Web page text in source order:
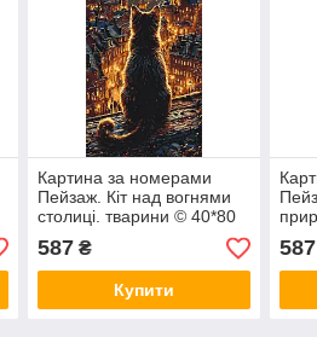
Картина за номерами
Пейзаж. Кіт над вогнями
столиці. тварини © 40*80
см Орігамі LW 5199
587₴
Купити
587